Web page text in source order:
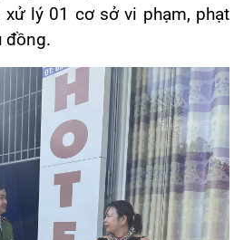
xử lý 01 cơ sở vi phạm, phạt
đồng.